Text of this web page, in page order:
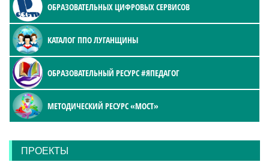
ОБРАЗОВАТЕЛЬНЫХ ЦИФРОВЫХ СЕРВИСОВ
КАТАЛОГ ППО ЛУГАНЩИНЫ
ОБРАЗОВАТЕЛЬНЫЙ РЕСУРС #ЯПЕДАГОГ
МЕТОДИЧЕСКИЙ РЕСУРС «МОСТ»
ПРОЕКТЫ